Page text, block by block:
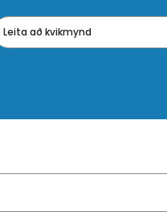
Leita að kvikmynd